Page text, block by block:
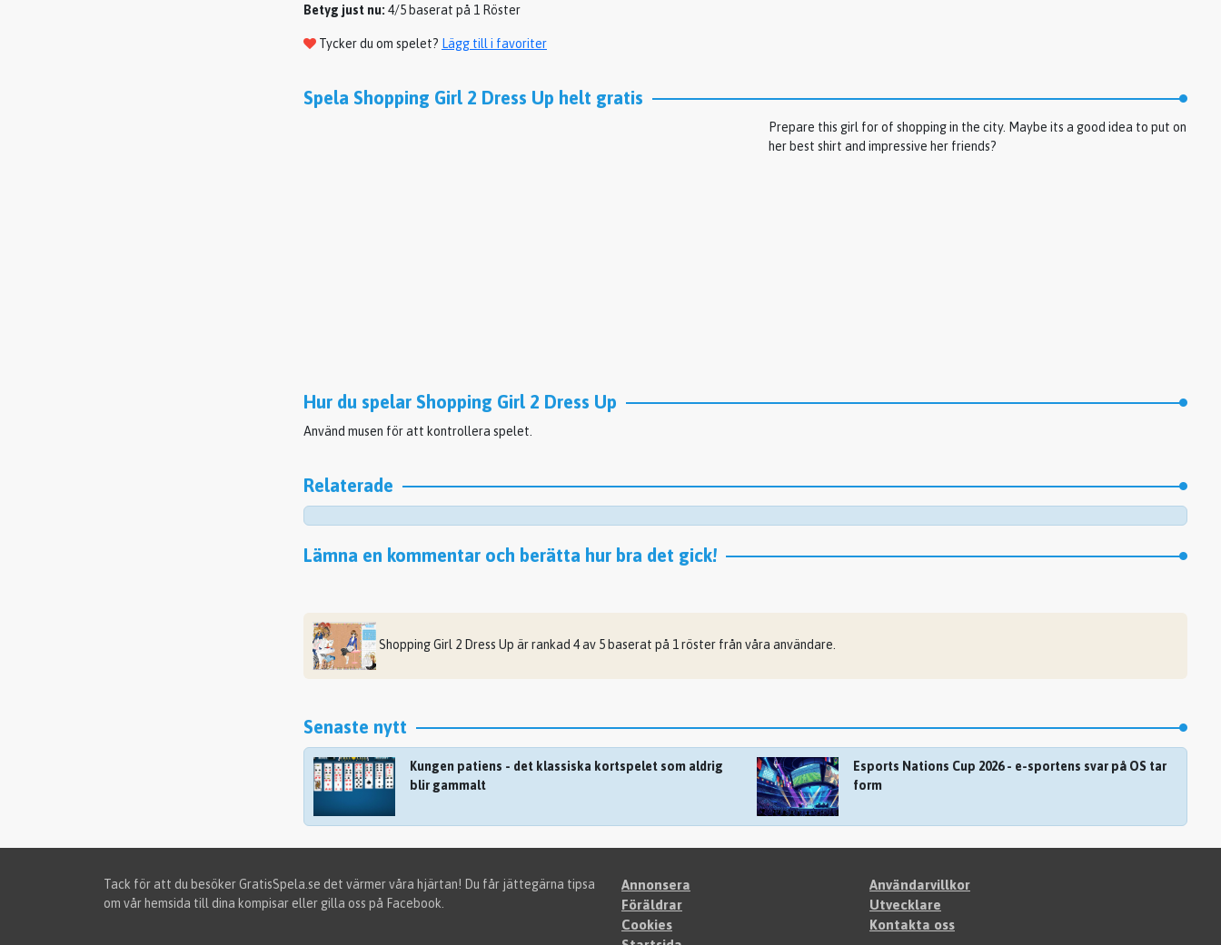
Betyg just nu: 4/5 baserat på 1 Röster
Tycker du om spelet? Lägg till i favoriter
Spela Shopping Girl 2 Dress Up helt gratis
Prepare this girl for of shopping in the city. Maybe its a good idea to put on
her best shirt and impressive her friends?
Hur du spelar Shopping Girl 2 Dress Up
Använd musen för att kontrollera spelet.
Relaterade
Lämna en kommentar och berätta hur bra det gick!
Shopping Girl 2 Dress Up är rankad 4av 5 baserat på 1 röster från våra användare.
Senaste nytt
Kungen patiens - det klassiska kortspelet som aldrig
blir gammalt
Esports Nations Cup 2026 - e-sportens svar på OS tar
form
Tack för att du besöker GratisSpela.se det värmer våra hjärtan! Du får jättegärna tipsa
om vår hemsida till dina kompisar eller gilla oss på Facebook.
Annonsera
Användarvillkor
Föräldrar
Utvecklare
Cookies
Kontakta oss